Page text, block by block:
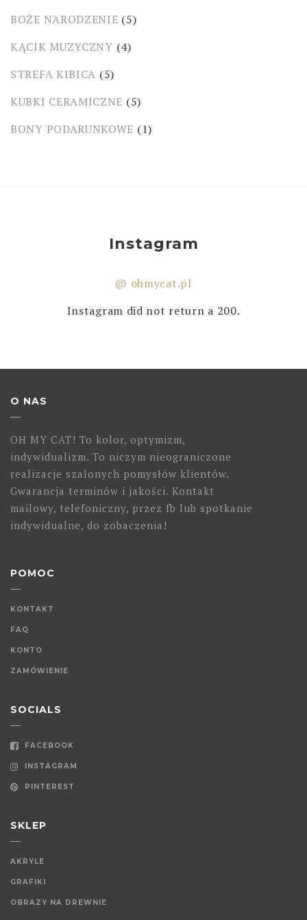
BOŻE NARODZENIE (5)
KĄCIK MUZYCZNY (4)
STREFA KIBICA (5)
KUBKI CERAMICZNE (5)
BONY PODARUNKOWE (1)
Instagram
@ ohmycat.pl
Instagram did not return a 200.
O NAS
OH MY CAT! To kolor, optymizm,
indywidualizm. To niczym nieograniczone
realizacje szalonych pomysłów klientów.
Gwarancja terminów i jakości. Kontakt
mailowy, telefoniczny, przez fb lub spotkanie
indywidualne, do zobaczenia!
POMOC
KONTAKT
FAQ
KONTO
ZAMÓWIENIE
SOCIALS
FACEBOOK
INSTAGRAM
PINTEREST
SKLEP
AKRYLE
GRAFIKI
OBRAZY NA DREWNIE